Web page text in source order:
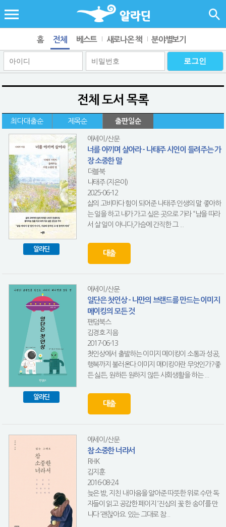
홈 전체 베스트 새로나온 책 분야별보기
전체 도서 목록
최다대출순 제목순 출판일순
알라딘
에세이/산문
너를 아끼며 살아라 - 나태주 시인이 들려주는 가
장 소중한 말
더블북
나태주 (지은이)
2025-06-12
삶의 고비마다 힘이 되어준 나태주 인생의 말 좋아하
는 일을 하고 내가 가고 싶은 곳으로 가라 “남을 따라
서 살 일이 아니다,가슴에 간직한 그 ...
대출
알라딘
에세이/산문
일단은 첫인상 - 나만의 브랜드를 만드는 이미지
메이킹의 모든 것
팬덤북스
김경호 지음
2017-06-13
첫인상에서 출발하는 이미지 메이킹이 소통과 성공,
행복까지 불러온다.이미지 메이킹이란 무엇인가?좋
든 싫든, 원하든 원하지 않든 사회생활을 하는 ...
대출
에세이/산문
참 소중한 너라서
RHK
김지훈
2016-08-24
늦은 밤, 지친 내 마음을 알아준 따뜻한 위로 수만 독
자들이 읽고 공감한 페이지 ‘진심의 꽃 한 송이’를 만
나다 ‘괜찮아요. 있는 그대로 참...